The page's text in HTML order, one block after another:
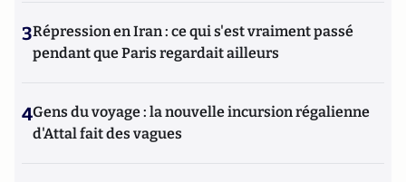
3Répression en Iran : ce qui s'est vraiment passé
pendant que Paris regardait ailleurs
4Gens du voyage : la nouvelle incursion régalienne
d'Attal fait des vagues